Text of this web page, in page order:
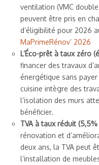
ventilation (VMC
peuvent être pris en
d’éligibilité pour 2026
MaPrimeRénov’ 2026
L’Éco-prêt à taux zéro
financer des travaux
énergétique sans
cuisine intègre des
l’isolation des murs
bénéficier.
TVA à taux réduit (5,5%
rénovation et
deux ans, la TVA peut
l’installation de